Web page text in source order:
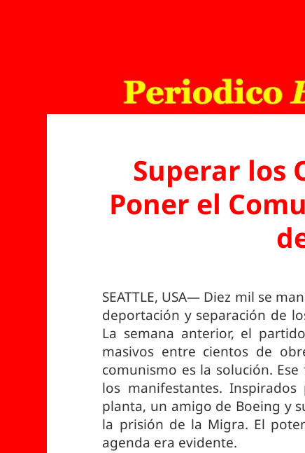
Superar los
Poner el
SEATTLE, USA— Diez mil se
deportación y separación de
La semana anterior, el
masivos entre cientos de
comunismo es la solución.
los manifestantes.
planta, un amigo de Boeing y
la prisión de la Migra. El
agenda era evidente.